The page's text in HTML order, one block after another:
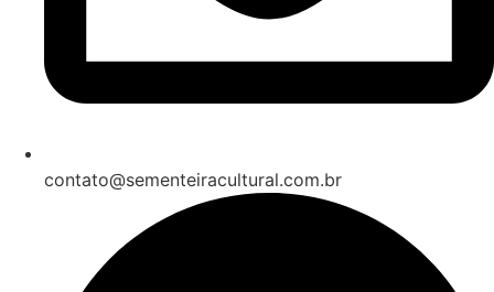
contato@sementeiracultural.com.br